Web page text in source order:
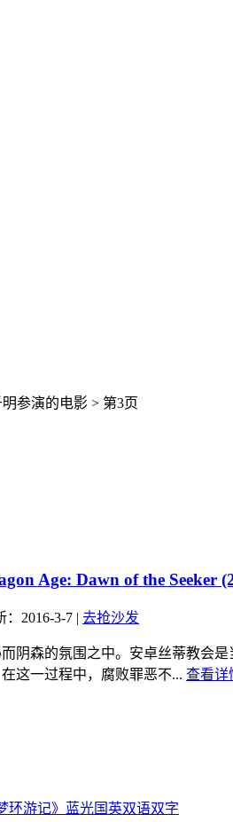
参演的电影 > 第3页
Age: Dawn of the Seeker
：2016-3-7 | 去抢沙发
阴森的氛围之中。安卓丝蒂教会
这一过程中，腐败罪恶不... 查看详
环游记》蓝光国英双语双字